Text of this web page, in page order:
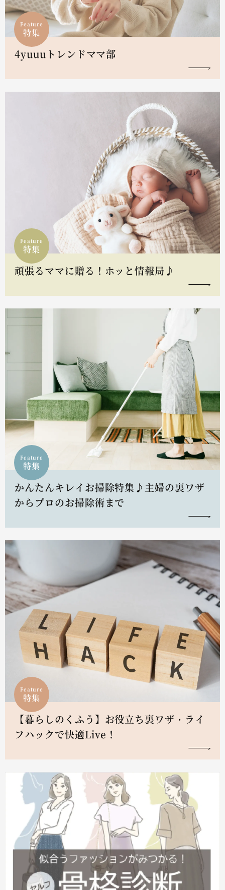
Feature
特集
4yuuuトレンドママ部
Feature
特集
頑張るママに贈る！ホッと情報局♪
Feature
特集
かんたんキレイお掃除特集♪主婦の裏ワザ
からプロのお掃除術まで
Feature
特集
【暮らしのくふう】お役立ち裏ワザ・ライ
フハックで快適Live！